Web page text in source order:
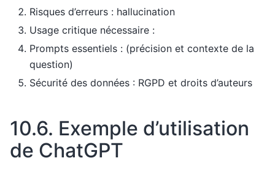
Risques d’erreurs : hallucination
Usage critique nécessaire :
Prompts essentiels : (précision et contexte de la
question)
Sécurité des données : RGPD et droits d’auteurs
10.6. Exemple d’utilisation
de ChatGPT